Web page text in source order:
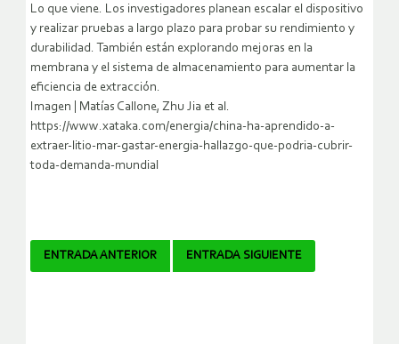
Lo que viene. Los investigadores planean escalar el dispositivo
y realizar pruebas a largo plazo para probar su rendimiento y
durabilidad. También están explorando mejoras en la
membrana y el sistema de almacenamiento para aumentar la
eficiencia de extracción.
Imagen | Matías Callone, Zhu Jia et al.
https://www.xataka.com/energia/china-ha-aprendido-a-
extraer-litio-mar-gastar-energia-hallazgo-que-podria-cubrir-
toda-demanda-mundial
Navegador
ENTRADA ANTERIOR ENTRADA SIGUIENTE